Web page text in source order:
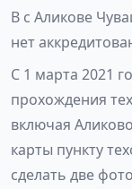
В с Аликове
нет
С 1 марта 2021
прохождения
включая
карты пункту
сделать две